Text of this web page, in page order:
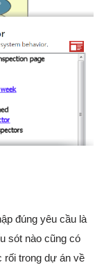
đúng yêu cầu là
sót nào cũng có
rối trong dự án về